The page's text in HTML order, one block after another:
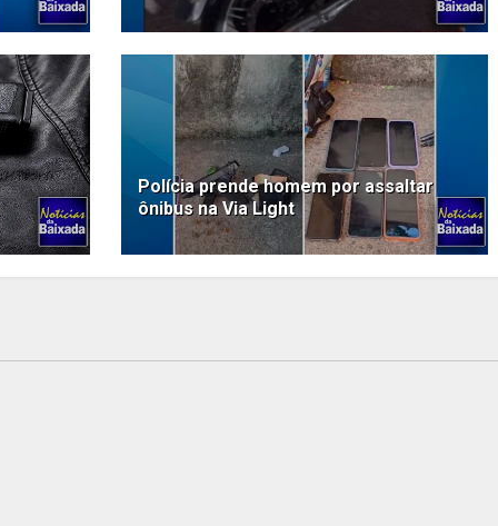
Polícia prende homem por assaltar
ônibus na Via Light